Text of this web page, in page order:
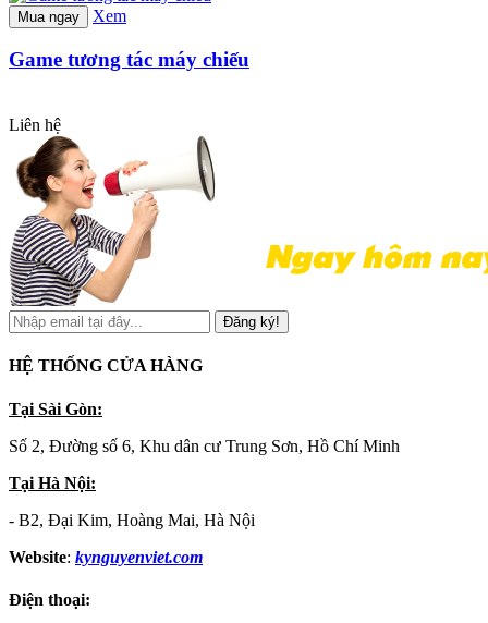
Mua ngay Xem
Game tương tác máy chiếu
Liên hệ
Đăng ký!
HỆ THỐNG CỬA HÀNG
Tại Sài Gòn:
Số 2, Đường số 6, Khu dân cư Trung Sơn, Hồ Chí Minh
Tại Hà Nội:
- B2, Đại Kim, Hoàng Mai, Hà Nội
Website: kynguyenviet.com
Điện thoại: